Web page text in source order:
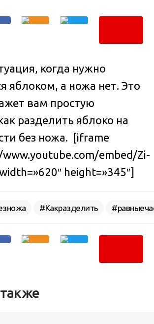
когда нужно
яблоком, а ножа нет. Это
вам простую
разделить яблоко на
без ножа. [iframe
embed/Zi-
height=»345″]
#Какразделить